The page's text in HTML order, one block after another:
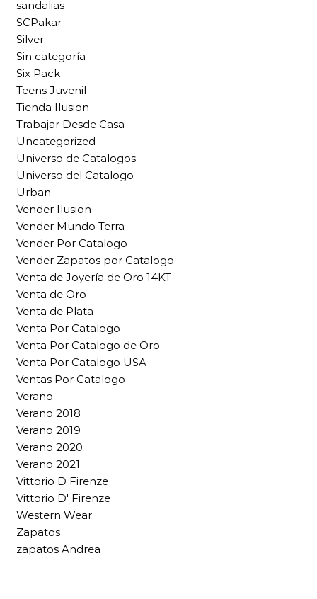
sandalias
SCPakar
Silver
Sin categoría
Six Pack
Teens Juvenil
Tienda Ilusion
Trabajar Desde Casa
Uncategorized
Universo de Catalogos
Universo del Catalogo
Urban
Vender Ilusion
Vender Mundo Terra
Vender Por Catalogo
Vender Zapatos por Catalogo
Venta de Joyería de Oro 14KT
Venta de Oro
Venta de Plata
Venta Por Catalogo
Venta Por Catalogo de Oro
Venta Por Catalogo USA
Ventas Por Catalogo
Verano
Verano 2018
Verano 2019
Verano 2020
Verano 2021
Vittorio D Firenze
Vittorio D' Firenze
Western Wear
Zapatos
zapatos Andrea